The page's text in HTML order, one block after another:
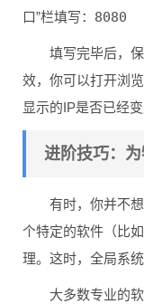
口”栏填写： 8080
填写完毕后，
效，你可以打开浏
显示的IP是否已经
进阶技巧：
有时，你并不
个特定的软件（比
理。这时，全局系
大多数专业的